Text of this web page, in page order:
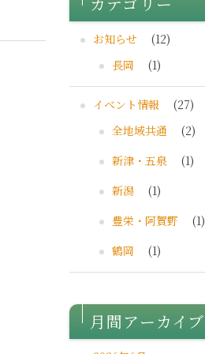
お知らせ
(12)
長岡
(1)
イベント情報
(27)
全地域共通
(2)
新津・五泉
(1)
新潟
(1)
豊栄・阿賀野
(1)
鶴岡
(1)
月間アーカイブ